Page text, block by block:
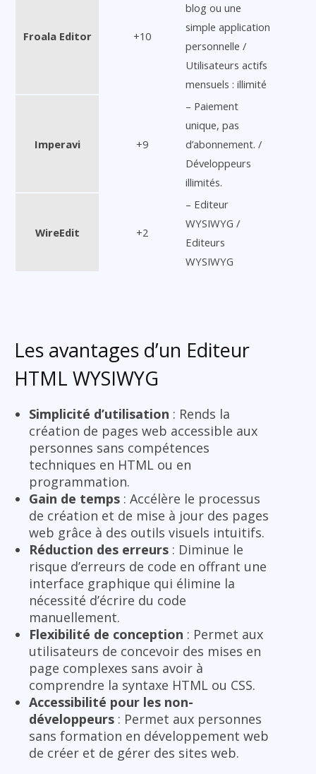
Froala Editor +10
blog ou une
simple application
personnelle /
Utilisateurs actifs
mensuels : illimité
Imperavi +9
– Paiement
unique, pas
d’abonnement. /
Développeurs
illimités.
WireEdit +2
– Editeur
WYSIWYG /
Editeurs
WYSIWYG
Les avantages d’un Editeur
HTML WYSIWYG
Simplicité d’utilisation : Rends la
création de pages web accessible aux
personnes sans compétences
techniques en HTML ou en
programmation.
Gain de temps : Accélère le processus
de création et de mise à jour des pages
web grâce à des outils visuels intuitifs.
Réduction des erreurs : Diminue le
risque d’erreurs de code en offrant une
interface graphique qui élimine la
nécessité d’écrire du code
manuellement.
Flexibilité de conception : Permet aux
utilisateurs de concevoir des mises en
page complexes sans avoir à
comprendre la syntaxe HTML ou CSS.
Accessibilité pour les non-
développeurs : Permet aux personnes
sans formation en développement web
de créer et de gérer des sites web.